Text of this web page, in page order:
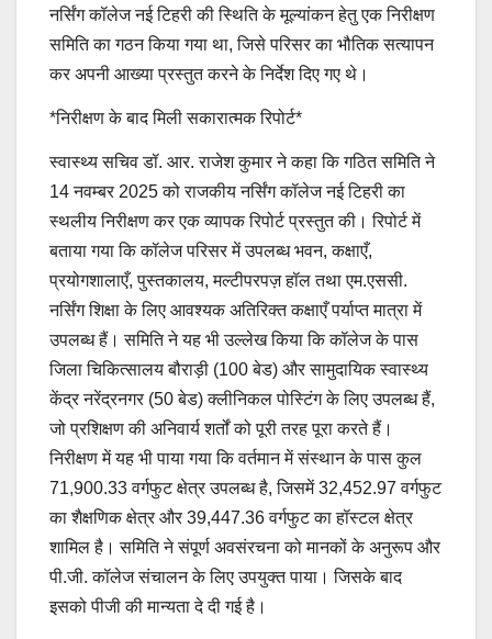
नर्सिंग कॉलेज नई टिहरी की स्थिति के मूल्यांकन हेतु एक निरीक्षण
समिति का गठन किया गया था, जिसे परिसर का भौतिक सत्यापन
कर अपनी आख्या प्रस्तुत करने के निर्देश दिए गए थे।
*निरीक्षण के बाद मिली सकारात्मक रिपोर्ट*
स्वास्थ्य सचिव डॉ. आर. राजेश कुमार ने कहा कि गठित समिति ने
14 नवम्बर 2025 को राजकीय नर्सिंग कॉलेज नई टिहरी का
स्थलीय निरीक्षण कर एक व्यापक रिपोर्ट प्रस्तुत की। रिपोर्ट में
बताया गया कि कॉलेज परिसर में उपलब्ध भवन, कक्षाएँ,
प्रयोगशालाएँ, पुस्तकालय, मल्टीपरपज़ हॉल तथा एम.एससी.
नर्सिंग शिक्षा के लिए आवश्यक अतिरिक्त कक्षाएँ पर्याप्त मात्रा में
उपलब्ध हैं। समिति ने यह भी उल्लेख किया कि कॉलेज के पास
जिला चिकित्सालय बौराड़ी (100 बेड) और सामुदायिक स्वास्थ्य
केंद्र नरेंद्रनगर (50 बेड) क्लीनिकल पोस्टिंग के लिए उपलब्ध हैं,
जो प्रशिक्षण की अनिवार्य शर्तों को पूरी तरह पूरा करते हैं।
निरीक्षण में यह भी पाया गया कि वर्तमान में संस्थान के पास कुल
71,900.33 वर्गफुट क्षेत्र उपलब्ध है, जिसमें 32,452.97 वर्गफुट
का शैक्षणिक क्षेत्र और 39,447.36 वर्गफुट का हॉस्टल क्षेत्र
शामिल है। समिति ने संपूर्ण अवसंरचना को मानकों के अनुरूप और
पी.जी. कॉलेज संचालन के लिए उपयुक्त पाया। जिसके बाद
इसको पीजी की मान्यता दे दी गई है।